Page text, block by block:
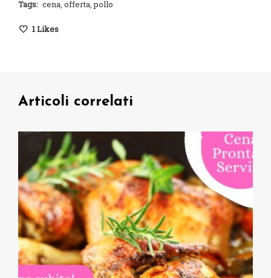
Tags: cena, offerta,pollo
1Likes
Articoli correlati